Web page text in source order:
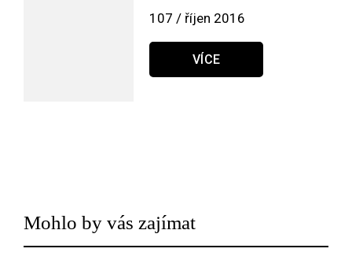
107 / říjen 2016
VÍCE
Mohlo by vás zajímat